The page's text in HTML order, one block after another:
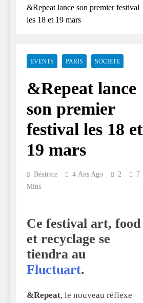
&Repeat lance son premier festival
les 18 et 19 mars
EVENTS PARIS SOCIETE
&Repeat lance
son premier
festival les 18 et
19 mars
Béatrice 4 Ans Ago 2
7
Mins
Ce festival art, food
et recyclage se
tiendra au
Fluctuart.
&Repeat, le nouveau réflexe